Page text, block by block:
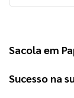
Sacola em
Sucesso na